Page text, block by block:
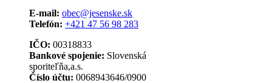
E-mail: obec@jesenske.sk
Telefón: +421 47 56 98 283
IČO: 00318833
Bankové spojenie: Slovenská
sporiteľňa,a.s.
Číslo účtu: 0068943646/0900